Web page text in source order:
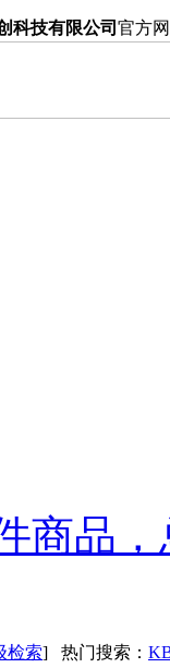
科技有限公司 官方
商品
检索] 热门搜索：